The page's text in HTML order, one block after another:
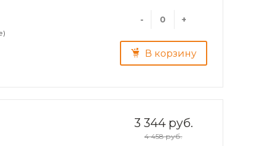
- +
В корзину
3 344 руб.
4 458 руб.